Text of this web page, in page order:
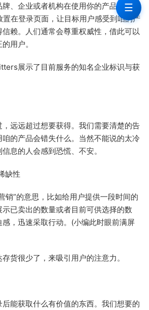
企业或者机构在使用你的产品?如果
在登录页面，让目标用户感受到咱的产
赖。人们通常会尊重权威性，借此可以
用户。
展示了目前服务的知名企业标识与获
远远超过想要获得。我们需要清楚的告
的产品会错失什么。当然不能说的太冷
息的人会感到恐慌、不安。
缺性
”的意思，比如给用户提供一段时间的
已卖出的数量或者目前可供选择的数
，迅速采取行动。(小编此时眼前满屏
很少了，来吸引用户的注意力。
获取什么有价值的东西。我们想要的
☰